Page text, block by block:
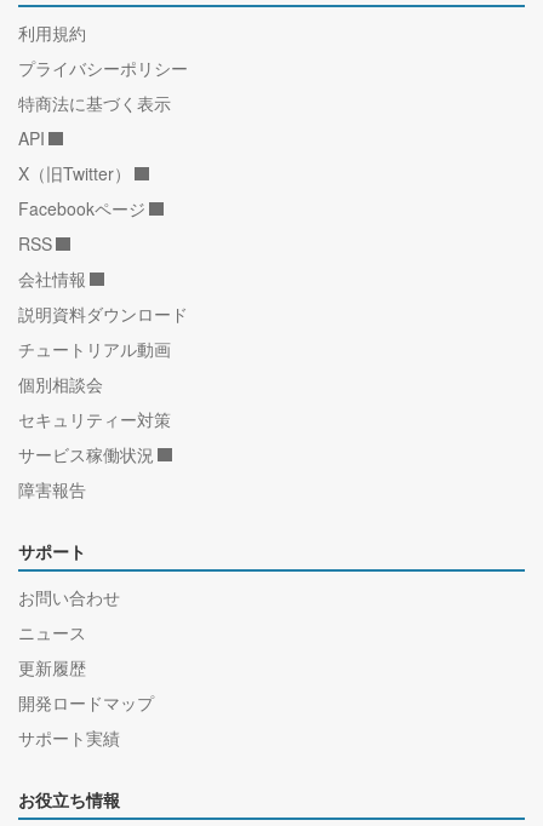
利用規約
プライバシーポリシー
特商法に基づく表示
API
X（旧Twitter）
Facebookページ
RSS
会社情報
説明資料ダウンロード
チュートリアル動画
個別相談会
セキュリティー対策
サービス稼働状況
障害報告
サポート
お問い合わせ
ニュース
更新履歴
開発ロードマップ
サポート実績
お役立ち情報